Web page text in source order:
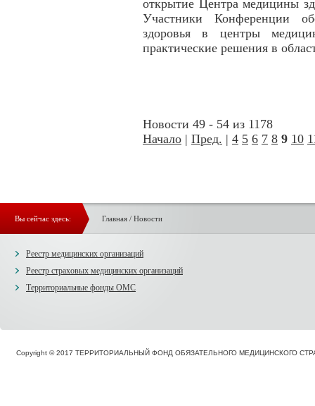
открытие Центра медицины
Участники Конференции
здоровья в центры
практические решения в
Новости 49 - 54 из 1178
Начало | Пред. | 4 5 6 7 8 9 10
Вы сейчас здесь: Главная/ Новости
Реестр медицинских организаций
Реестр страховых медицинских организаций
Территориальные фонды ОМС
Copyright © 2017 ТЕРРИТОРИАЛЬНЫЙ ФОНД ОБЯЗАТЕЛЬНОГО МЕДИЦИНСКОГО